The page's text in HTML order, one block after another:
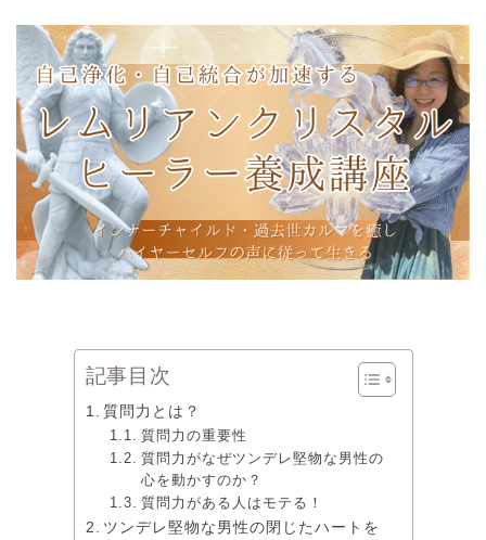
記事目次
質問力とは？
質問力の重要性
質問力がなぜツンデレ堅物な男性の
心を動かすのか？
質問力がある人はモテる！
ツンデレ堅物な男性の閉じたハートを